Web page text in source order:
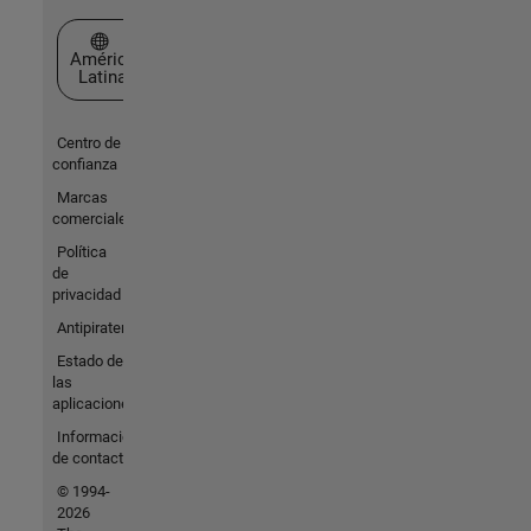
Seleccione un país/idioma
América
Latina
Centro de
confianza
Marcas
comerciales
Política
de
privacidad
Antipiratería
Estado de
las
aplicaciones
Información
de contacto
© 1994-
2026